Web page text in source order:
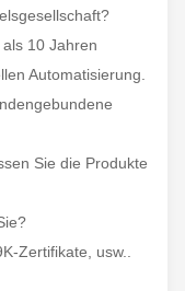
10 Jahren
Automatisierung.
Sie die Produkte
Zertifikate, usw..